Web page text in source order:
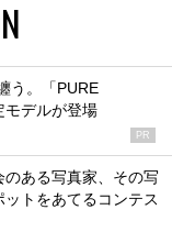
う。「PURE
モデルが登場
PR
ある写真家、その写
トをあてるコンテス